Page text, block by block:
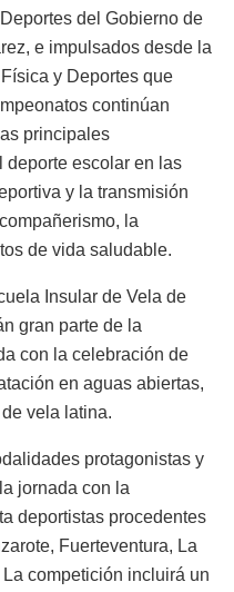
del Gobierno de
e impulsados desde la
y Deportes que
continúan
principales
deporte escolar en las
y la transmisión
la
de vida saludable.
Insular de Vela de
gran parte de la
con la celebración de
en aguas abiertas,
vela latina.
protagonistas y
jornada con la
deportistas procedentes
Fuerteventura, La
competición incluirá un